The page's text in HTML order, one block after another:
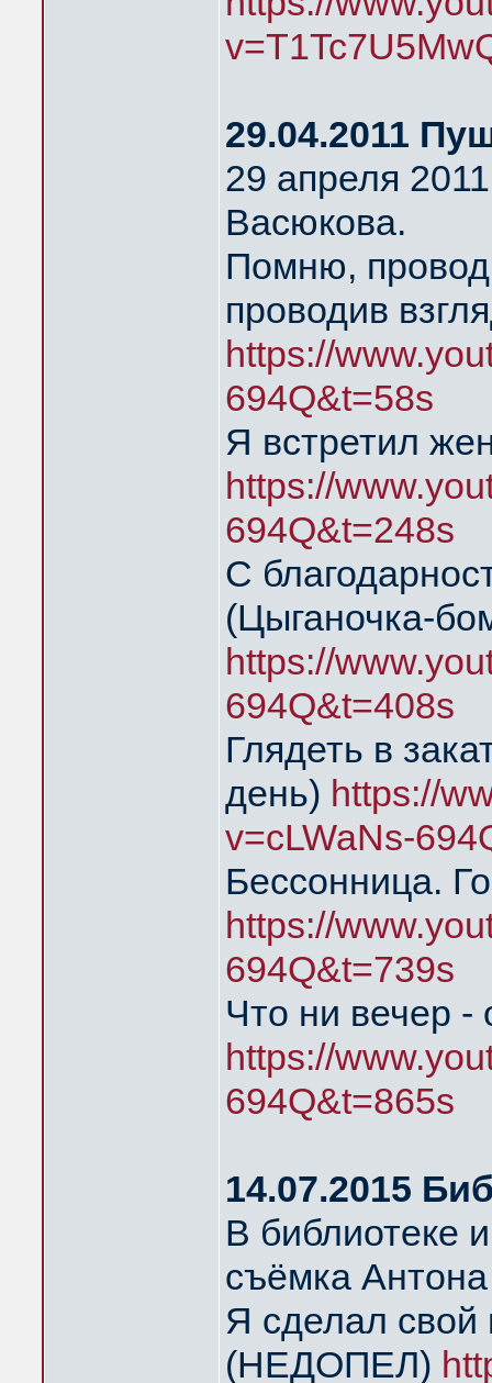
29.04.2011
29 апреля
Васюкова.
Помню,
проводив
https://
694Q&t=58s
Я встретил
https://
694Q&t=248s
С
(Цыганочка-
https://
694Q&t=408s
Глядеть в
день) https://
v=cLWaNs-
Бессонница.
https://
694Q&t=739s
Что ни вечер -
https://
694Q&t=865s
14.07.2015
В библиотеке
съёмка
Я сделал
(НЕДОПЕЛ)